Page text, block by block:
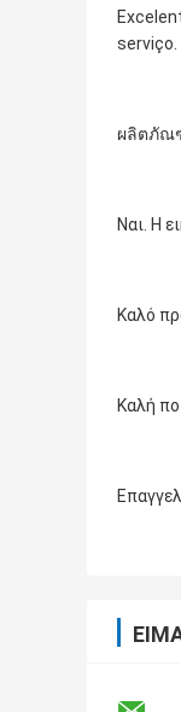
serviço.
ผลิตภัณ
Ναι. Η
Καλό
Καλή